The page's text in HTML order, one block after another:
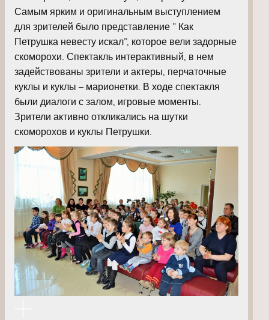
Самым ярким и оригинальным выступлением
для зрителей было представление ” Как
Петрушка невесту искал”, которое вели задорные
скоморохи. Спектакль интерактивный, в нем
задействованы зрители и актеры, перчаточные
куклы и куклы – марионетки. В ходе спектакля
были диалоги с залом, игровые моменты.
Зрители активно откликались на шутки
скоморохов и куклы Петрушки.